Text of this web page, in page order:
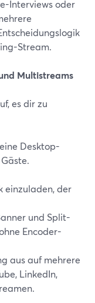
Interviews oder
Stream.
Multistreams
es dir zu
Desktop-
einzuladen, der
und Split-
Encoder-
aus auf mehrere
LinkedIn,